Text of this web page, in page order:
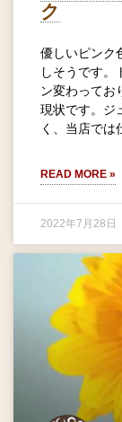
ク
優しいピンク
しそうです。
ン変わってお
現状です。ジ
く、当店では
READ MORE »
2022年7月28日